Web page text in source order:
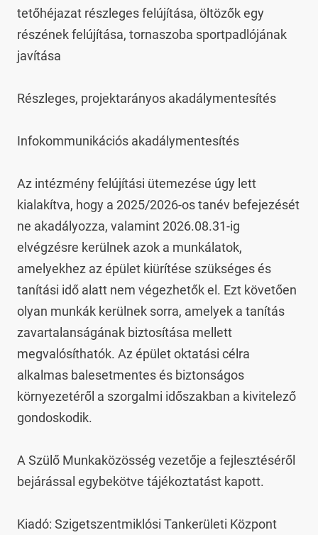
tetőhéjazat részleges felújítása, öltözők egy
részének felújítása, tornaszoba sportpadlójának
javítása
Részleges, projektarányos akadálymentesítés
Infokommunikációs akadálymentesítés
Az intézmény felújítási ütemezése úgy lett
kialakítva, hogy a 2025/2026-os tanév befejezését
ne akadályozza, valamint 2026.08.31-ig
elvégzésre kerülnek azok a munkálatok,
amelyekhez az épület kiürítése szükséges és
tanítási idő alatt nem végezhetők el. Ezt követően
olyan munkák kerülnek sorra, amelyek a tanítás
zavartalanságának biztosítása mellett
megvalósíthatók. Az épület oktatási célra
alkalmas balesetmentes és biztonságos
környezetéről a szorgalmi időszakban a kivitelező
gondoskodik.
A Szülő Munkaközösség vezetője a fejlesztéséről
bejárással egybekötve tájékoztatást kapott.
Kiadó: Szigetszentmiklósi Tankerületi Központ